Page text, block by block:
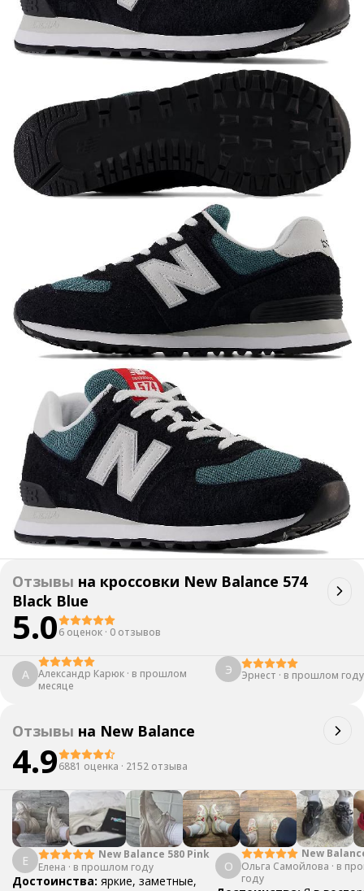
Отзывы на кроссовки New Balance 574
Black Blue
5.06 оценок · 0 отзывов
А Александр Карюк · в прошлом
месяце
Э Эрнест · в прошлом году
Отзывы на New Balance
4.96881 оценка · 2152 отзыва
Е
New Balance 580 Pink
Елена · в прошлом году
Достоинства: яркие, заметные,
О
New
Ольга Самойлова · в
году